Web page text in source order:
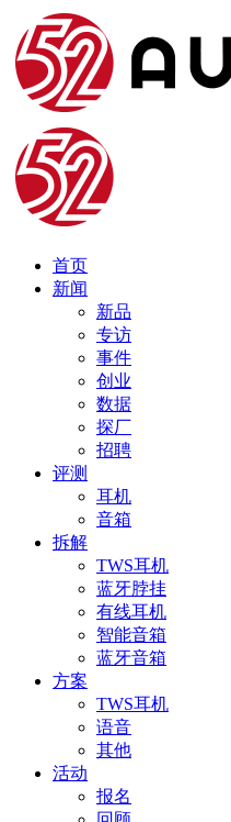
首页
新闻
新品
专访
事件
创业
数据
探厂
招聘
评测
耳机
音箱
拆解
TWS耳机
蓝牙脖挂
有线耳机
智能音箱
蓝牙音箱
方案
TWS耳机
语音
其他
活动
报名